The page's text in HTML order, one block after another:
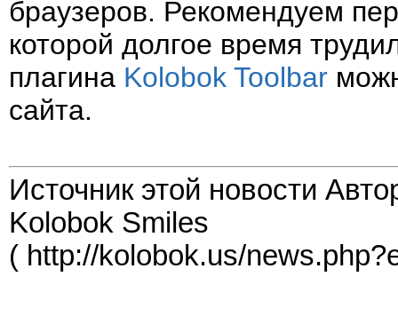
браузеров. Рекомендуем
которой долгое время
плагина Kolobok Toolbar
сайта.
Источник этой новости
Kolobok Smiles
( http://kolobok.us/